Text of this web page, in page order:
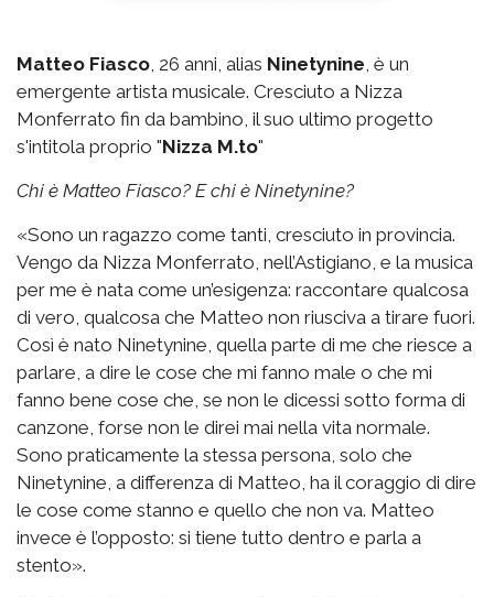
Matteo Fiasco, 26 anni, alias Ninetynine, è un
emergente artista musicale. Cresciuto a Nizza
Monferrato fin da bambino, il suo ultimo progetto
s'intitola proprio "Nizza M.to"
Chi è Matteo Fiasco? E chi è Ninetynine?
«Sono un ragazzo come tanti, cresciuto in provincia.
Vengo da Nizza Monferrato, nell’Astigiano, e la musica
per me è nata come un’esigenza: raccontare qualcosa
di vero, qualcosa che Matteo non riusciva a tirare fuori.
Così è nato Ninetynine, quella parte di me che riesce a
parlare, a dire le cose che mi fanno male o che mi
fanno bene cose che, se non le dicessi sotto forma di
canzone, forse non le direi mai nella vita normale.
Sono praticamente la stessa persona, solo che
Ninetynine, a differenza di Matteo, ha il coraggio di dire
le cose come stanno e quello che non va. Matteo
invece è l’opposto: si tiene tutto dentro e parla a
stento».